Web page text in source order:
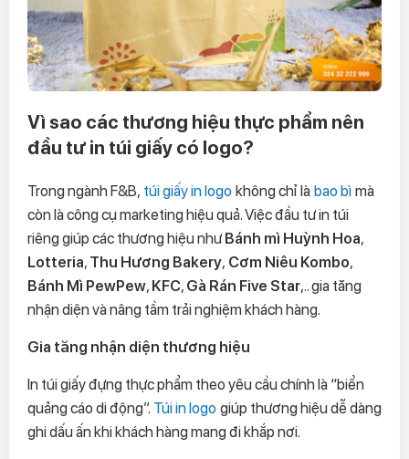
Vì sao các thương hiệu thực phẩm nên
đầu tư in túi giấy có logo?
Trong ngành F&B, túi giấy in logo không chỉ là bao bì mà
còn là công cụ marketing hiệu quả. Việc đầu tư in túi
riêng giúp các thương hiệu như Bánh mì Huỳnh Hoa,
Lotteria, Thu Hương Bakery, Cơm Niêu Kombo,
Bánh Mì PewPew, KFC, Gà Rán Five Star,.. gia tăng
nhận diện và nâng tầm trải nghiệm khách hàng.
Gia tăng nhận diện thương hiệu
In túi giấy đựng thực phẩm theo yêu cầu chính là “biển
quảng cáo di động”. Túi in logo giúp thương hiệu dễ dàng
ghi dấu ấn khi khách hàng mang đi khắp nơi.